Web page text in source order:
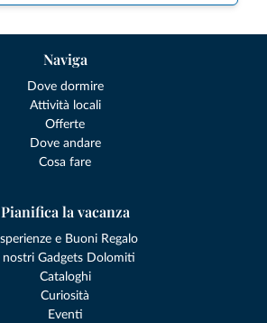
Naviga
Dove dormire
Attività locali
Offerte
Dove andare
Cosa fare
Pianifica la vacanza
e Buoni Regalo
I nostri Gadgets Dolomiti
Cataloghi
Curiosità
Eventi